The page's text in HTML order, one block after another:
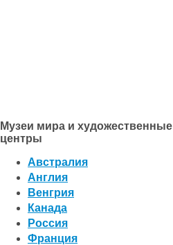
Музеи мира и художественные
центры
Австралия
Англия
Венгрия
Канада
Россия
Франция